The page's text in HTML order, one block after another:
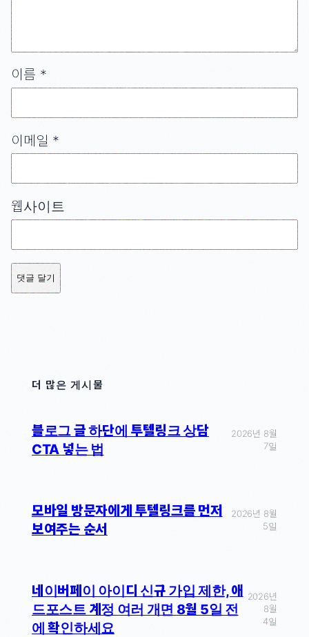
이름 *
이메일 *
웹사이트
더 많은 게시물
블로그 글 하단에 투텔링크 상담
CTA 넣는 법
2026년 8월
7일
모바일 방문자에게 투텔링크를 먼저
보여주는 순서
2026년 8월
5일
네이버페이 아이디 신규 가입 제한, 애
드포스트 계정 여러 개면 8월 5일 전
에 확인하세요
2026년
8월
4일